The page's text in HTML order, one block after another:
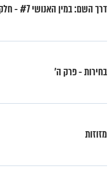
דרך השם: במין האנושי #7 - חלק א
בחירות - פרק ה'
מזוזות